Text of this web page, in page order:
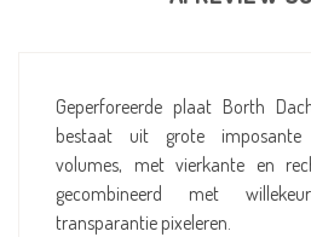
Geperforeerde plaat Borth
bestaat uit grote imposante
volumes, met vierkante en
gecombineerd met
transparantie pixeleren.